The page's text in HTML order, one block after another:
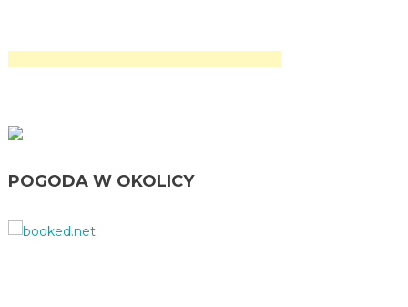
POGODA W OKOLICY